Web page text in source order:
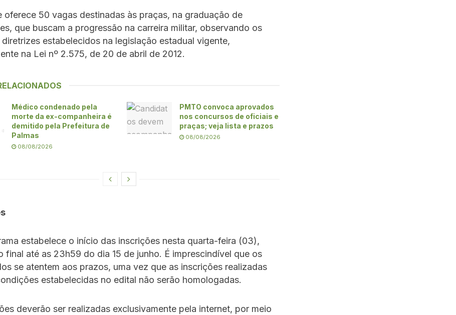
oferece 50 vagas destinadas às praças, na graduação de
que buscam a progressão na carreira militar, observando os
estabelecidos na legislação estadual vigente,
na Lei nº 2.575, de 20 de abril de 2012.
Médico condenado pela
morte da ex-companheira é
demitido pela Prefeitura de
Palmas
08/08/2026
PMTO convoca aprovados
nos concursos de oficiais e
praças; veja lista e prazos
08/08/2026
estabelece o início das inscrições nesta quarta-feira (03),
final até as 23h59 do dia 15 de junho. É imprescindível que os
se atentem aos prazos, uma vez que as inscrições realizadas
estabelecidas no edital não serão homologadas.
deverão ser realizadas exclusivamente pela internet, por meio